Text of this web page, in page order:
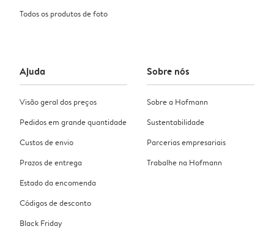
Todos os produtos de foto
Ajuda
Visão geral dos preços
Pedidos em grande quantidade
Custos de envio
Prazos de entrega
Estado da encomenda
Códigos de desconto
Black Friday
Sobre nós
Sobre a Hofmann
Sustentabilidade
Parcerias empresariais
Trabalhe na Hofmann